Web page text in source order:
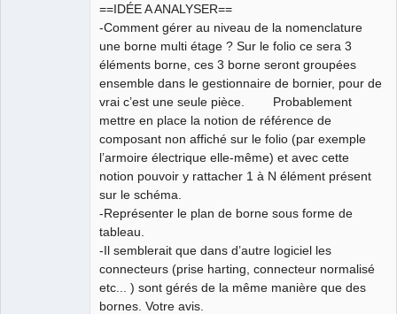
==IDÉE A ANALYSER==
-Comment gérer au niveau de la nomenclature
une borne multi étage ? Sur le folio ce sera 3
éléments borne, ces 3 borne seront groupées
ensemble dans le gestionnaire de bornier, pour de
vrai c’est une seule pièce. Probablement
mettre en place la notion de référence de
composant non affiché sur le folio (par exemple
l’armoire électrique elle-même) et avec cette
notion pouvoir y rattacher 1 à N élément présent
sur le schéma.
-Représenter le plan de borne sous forme de
tableau.
-Il semblerait que dans d’autre logiciel les
connecteurs (prise harting, connecteur normalisé
etc... ) sont gérés de la même manière que des
bornes. Votre avis.